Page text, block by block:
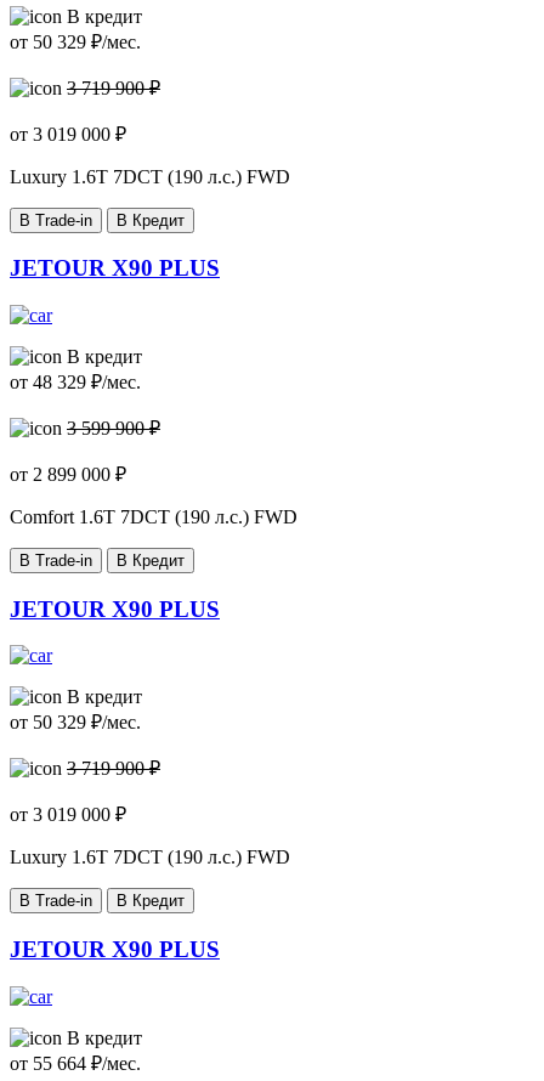
В кредит
от 50 329 ₽/мес.
3 719 900 ₽
от 3 019 000 ₽
Luxury 1.6T 7DCT (190 л.с.) FWD
В Trade-in В Кредит
JETOUR X90 PLUS
В кредит
от 48 329 ₽/мес.
3 599 900 ₽
от 2 899 000 ₽
Comfort 1.6T 7DCT (190 л.с.) FWD
В Trade-in В Кредит
JETOUR X90 PLUS
В кредит
от 50 329 ₽/мес.
3 719 900 ₽
от 3 019 000 ₽
Luxury 1.6T 7DCT (190 л.с.) FWD
В Trade-in В Кредит
JETOUR X90 PLUS
В кредит
от 55 664 ₽/мес.